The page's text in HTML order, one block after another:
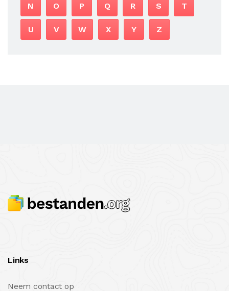
N O P Q R S T
U V W X Y Z
Links
Neem contact op